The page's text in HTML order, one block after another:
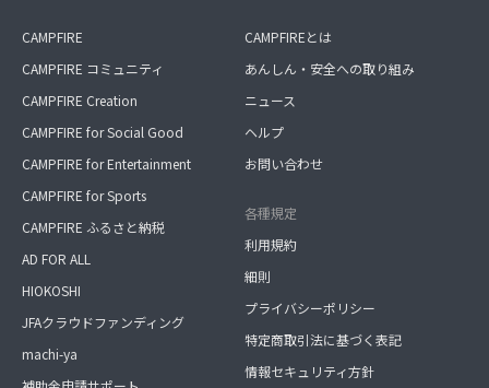
CAMPFIRE
CAMPFIRE コミュニティ
CAMPFIRE Creation
CAMPFIRE for Social Good
CAMPFIRE for Entertainment
CAMPFIRE for Sports
CAMPFIRE ふるさと納税
AD FOR ALL
HIOKOSHI
JFAクラウドファンディング
machi-ya
CAMPFIREとは
あんしん・安全への取り組み
ニュース
ヘルプ
お問い合わせ
各種規定
利用規約
細則
プライバシーポリシー
特定商取引法に基づく表記
情報セキュリティ方針